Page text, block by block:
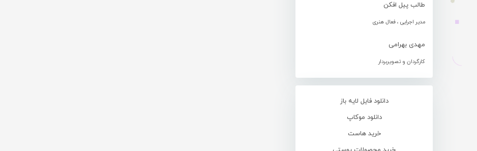
طالب پیل افکن
مدیر اجرایی ، فعال هنری
مهدی بهرامی
کارگردان و تصویربردار
دانلود فایل لایه باز
دانلود موکاپ
خرید هاست